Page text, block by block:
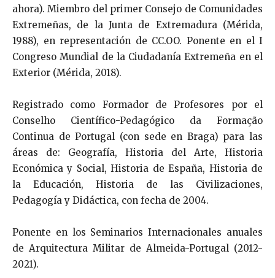
ahora). Miembro del primer Consejo de Comunidades
Extremeñas, de la Junta de Extremadura (Mérida,
1988), en representación de CC.OO. Ponente en el I
Congreso Mundial de la Ciudadanía Extremeña en el
Exterior (Mérida, 2018).
Registrado como Formador de Profesores por el
Conselho Científico-Pedagógico da Formação
Continua de Portugal (con sede en Braga) para las
áreas de: Geografía, Historia del Arte, Historia
Económica y Social, Historia de España, Historia de
la Educación, Historia de las Civilizaciones,
Pedagogía y Didáctica, con fecha de 2004.
Ponente en los Seminarios Internacionales anuales
de Arquitectura Militar de Almeida-Portugal (2012-
2021).